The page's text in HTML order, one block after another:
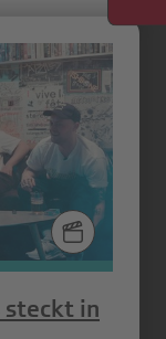
steckt in